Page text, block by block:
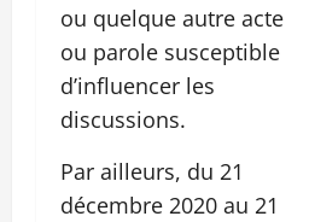
ou quelque autre acte
ou parole susceptible
d’influencer les
discussions.
Par ailleurs, du 21
décembre 2020 au 21